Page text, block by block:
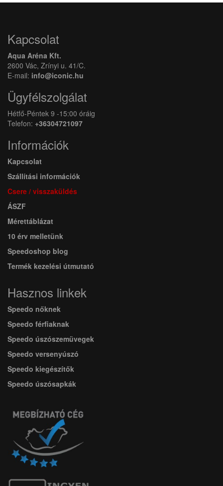
Kapcsolat
Aqua Aréna Kft.
2600 Vác, Zrínyi u. 41/C.
E-mail: info@iconic.hu
Ügyfélszolgálat
Hétfő-Péntek 9 -15:00 óráig
Telefon: +36304721097
Információk
Kapcsolat
Szállítási információk
Csere / visszaküldés
ÁSZF
Mérettáblázat
10 érv melletünk
Speedoshop blog
Termék kezelési útmutató
Hasznos linkek
Speedo nőknek
Speedo férfiaknak
Speedo úszószemüvegek
Speedo versenyúszó
Speedo kiegészítők
Speedo úszósapkák